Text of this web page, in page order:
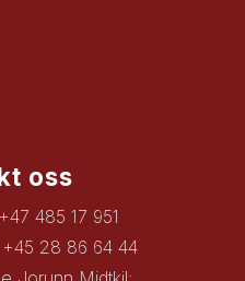
oss
485 17 951
+45 28 86 64 44